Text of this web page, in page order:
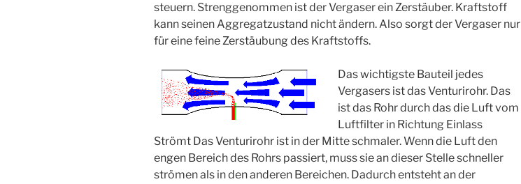
steuern. Strenggenommen ist der Vergaser ein Zerstäuber. Kraftstoff
kann seinen Aggregatzustand nicht ändern. Also sorgt der Vergaser nur
für eine feine Zerstäubung des Kraftstoffs.
Das wichtigste Bauteil jedes
Vergasers ist das Venturirohr. Das
ist das Rohr durch das die Luft vom
Luftfilter in Richtung Einlass
Strömt Das Venturirohr ist in der Mitte schmaler.Wenn die Luft den
engen Bereich des Rohrs passiert, muss sie an dieser Stelle schneller
strömen als in den anderen Bereichen. Dadurch entsteht an der